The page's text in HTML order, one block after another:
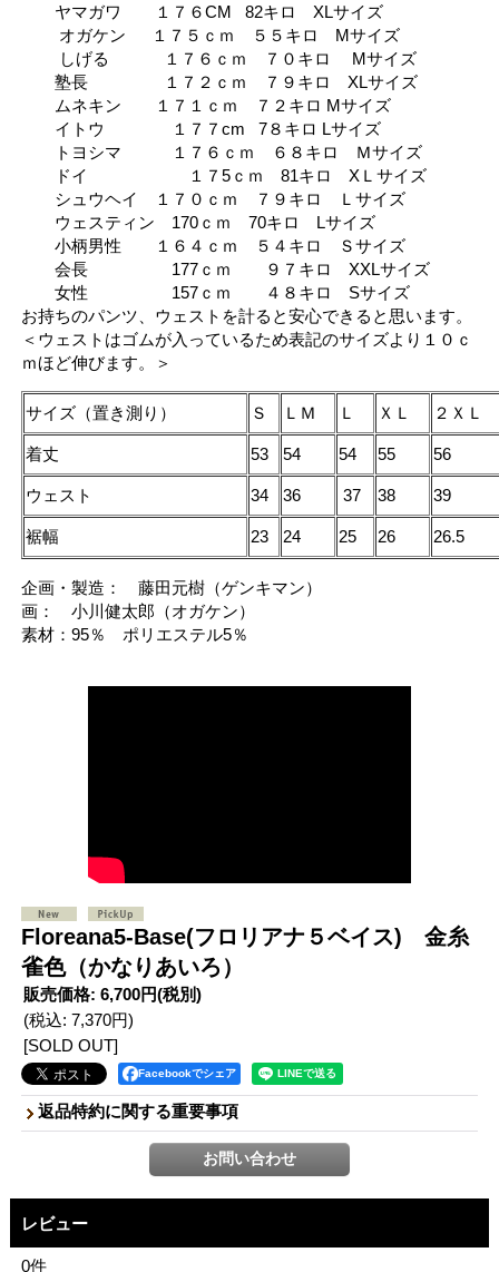
ヤマガワ １７６CM 82キロ XLサイズ
オガケン １７５ｃｍ ５５キロ Mサイズ
しげる １７６ｃｍ ７０キロ Mサイズ
塾長 １７２ｃｍ ７９キロ XLサイズ
ムネキン １７１ｃｍ ７２キロ Mサイズ
イトウ １７７cm 7８キロ Lサイズ
トヨシマ １７６ｃｍ ６８キロ Ｍサイズ
ドイ １７5ｃｍ 81キロ XＬサイズ
シュウヘイ １７０ｃｍ ７９キロ Ｌサイズ
ウェスティン 170ｃｍ 70キロ Lサイズ
小柄男性 １６４ｃｍ ５４キロ Ｓサイズ
会長 177ｃｍ ９７キロ XXLサイズ
女性 157ｃｍ ４８キロ Sサイズ
お持ちのパンツ、ウェストを計ると安心できると思います。
＜ウェストはゴムが入っているため表記のサイズより１０ｃ
ｍほど伸びます。＞
サイズ（置き測り） Ｓ ＬＭ Ｌ ＸＬ ２ＸＬ
着丈 53 54 54 55 56
ウェスト 34 36 37 38 39
裾幅 23 24 25 26 26.5
企画・製造： 藤田元樹（ゲンキマン）
画： 小川健太郎（オガケン）
素材：95％ ポリエステル5％
Floreana5-Base(フロリアナ５ベイス) 金糸
雀色（かなりあいろ）
販売価格: 6,700円(税別)
(税込: 7,370円)
[SOLD OUT]
Facebookでシェア
返品特約に関する重要事項
レビュー
0件